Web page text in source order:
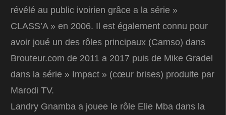
révélé au public ivoirien grâce a la série »
CLASS’A » en 2006. Il est également connu pour
avoir joué un des rôles principaux (Camso) dans
Brouteur.com de 2011 a 2017 puis de Mike Gradel
dans la série » Impact » (cœur brises) produite par
Marodi TV.
Landry Gnamba a jouee le rôle Elie Mba dans la